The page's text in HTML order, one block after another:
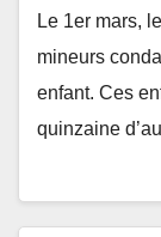
Le 1er mars,
mineurs
enfant. Ces
quinzaine